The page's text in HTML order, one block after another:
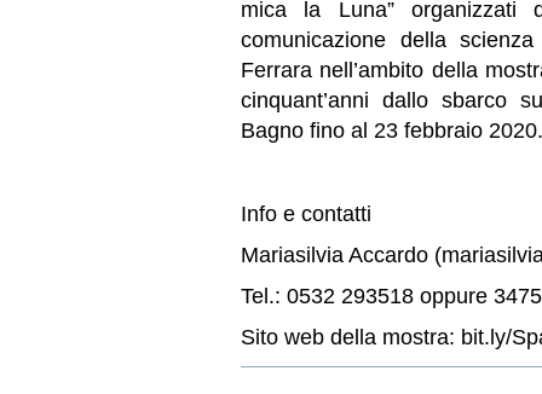
mica la Luna”
comunicazione della
Ferrara nell’ambito della
cinquant’anni dallo sbarco
Bagno fino al 23 febbraio
Info e contatti
Mariasilvia Accardo
Tel.: 0532 293518 oppure
Sito web della mostra: bit.ly/